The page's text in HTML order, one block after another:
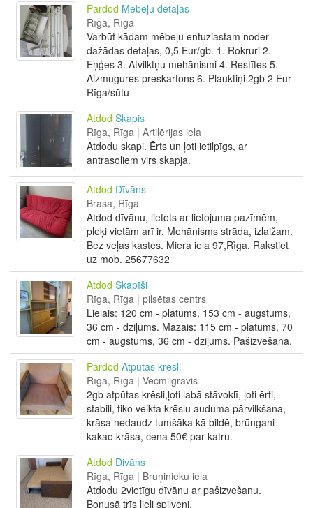
Pārdod Mēbeļu detaļas
Rīga, Rīga
Varbūt kādam mēbeļu entuziastam noder
dažādas detaļas, 0,5 Eur/gb. 1. Rokruri 2.
Eņģes 3. Atvilktņu mehānismi 4. Restītes 5.
Aizmugures preskartons 6. Plauktiņi 2gb 2 Eur
Rīga/sūtu
Atdod Skapis
Rīga, Rīga | Artilērijas iela
Atdodu skapi. Ērts un ļoti ietilpīgs, ar
antrasoliem virs skapja.
Atdod Dīvāns
Brasa, Rīga
Atdod dīvānu, lietots ar lietojuma pazīmēm,
pleķi vietām arī ir. Mehānisms strāda, izlaižam.
Bez veļas kastes. Miera iela 97,Rìga. Rakstiet
uz mob. 25677632
Atdod Skapīši
Rīga, Rīga | pilsētas centrs
Lielais: 120 cm - platums, 153 cm - augstums,
36 cm - dziļums. Mazais: 115 cm - platums, 70
cm - augstums, 36 cm - dziļums. Pašizvešana.
Pārdod Atpūtas krēsli
Rīga, Rīga | Vecmilgrāvis
2gb atpūtas krēsli,ļoti labā stāvoklī, ļoti ērti,
stabili, tiko veikta krēslu auduma pārvilkšana,
krāsa nedaudz tumšāka kā bildē, brūngani
kakao krāsa, cena 50€ par katru.
Atdod Divāns
Rīga, Rīga | Bruņinieku iela
Atdodu 2vietīgu dīvānu ar pašizvešanu.
Bonusā trīs lieli spilveni.